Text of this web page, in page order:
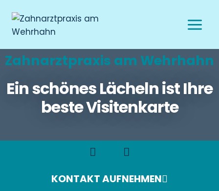
Zahnarztpraxis am Wehrhahn
Ein schönes Lächeln ist Ihre
beste Visitenkarte
KONTAKT AUFNEHMEN